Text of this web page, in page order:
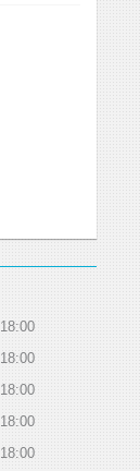
18:00
18:00
18:00
18:00
18:00